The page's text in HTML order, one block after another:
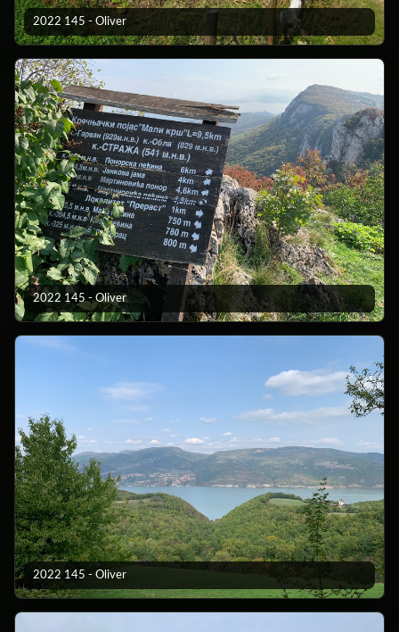
2022 145 - Oliver
2022 145 - Oliver
2022 145 - Oliver